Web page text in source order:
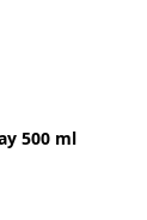
500 ml